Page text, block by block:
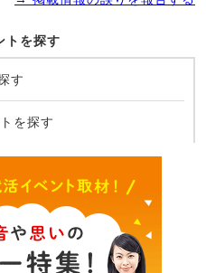
トを探す
す
を探す